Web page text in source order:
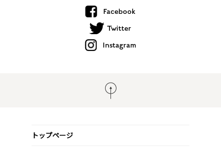
Facebook
Twitter
Instagram
トップページ